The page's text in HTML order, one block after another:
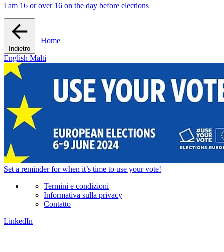
I am 16 or over 16 on the day before elections
Indietro
| Home
English Malti
Set a reminderfor when it’s time to use your vote!
Termini e condizioni
Informativa sulla privacy
Contatto
LinkedIn